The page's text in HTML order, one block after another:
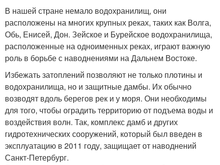
В нашей стране немало водохранилищ, они
расположены на многих крупных реках, таких как Волга,
Обь, Енисей, Дон. Зейское и Бурейское водохранилища,
расположенные на одноименных реках, играют важную
роль в борьбе с наводнениями на Дальнем Востоке.
Избежать затоплений позволяют не только плотины и
водохранилища, но и защитные дамбы. Их обычно
возводят вдоль берегов рек и у моря. Они необходимы
для того, чтобы оградить территорию от подъема воды и
воздействия волн. Так, комплекс дамб и других
гидротехнических сооружений, который был введен в
эксплуатацию в 2011 году, защищает от наводнений
Санкт-Петербург.